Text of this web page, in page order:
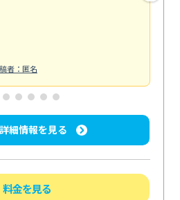
者：匿名
細情報を見る
料金を見る